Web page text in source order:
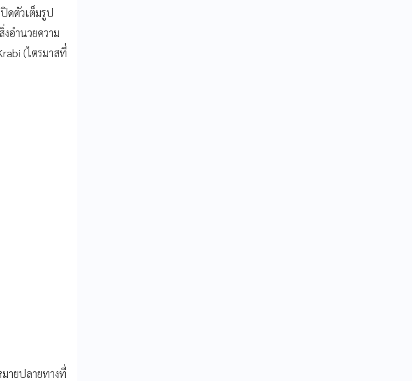
ดตัวเต็มรูป
อำนวยความ
(ไตรมาสที่
ายปลายทางที่